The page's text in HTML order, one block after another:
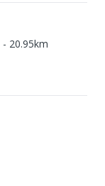
- 20.95km